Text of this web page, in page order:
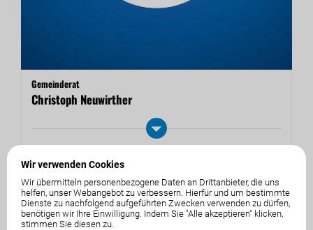
Wir verwenden Cookies
Wir übermitteln personenbezogene Daten an Drittanbieter, die uns
helfen, unser Webangebot zu verbessern. Hierfür und um bestimmte
Dienste zu nachfolgend aufgeführten Zwecken verwenden zu dürfen,
benötigen wir Ihre Einwilligung. Indem Sie "Alle akzeptieren" klicken,
stimmen Sie diesen zu.
Gemeinderat
Christoph Neuwirther